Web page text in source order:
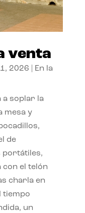
venta
2026
En la
a soplar la
mesa y
de
portátiles,
con el telón
charla en
tiempo
un